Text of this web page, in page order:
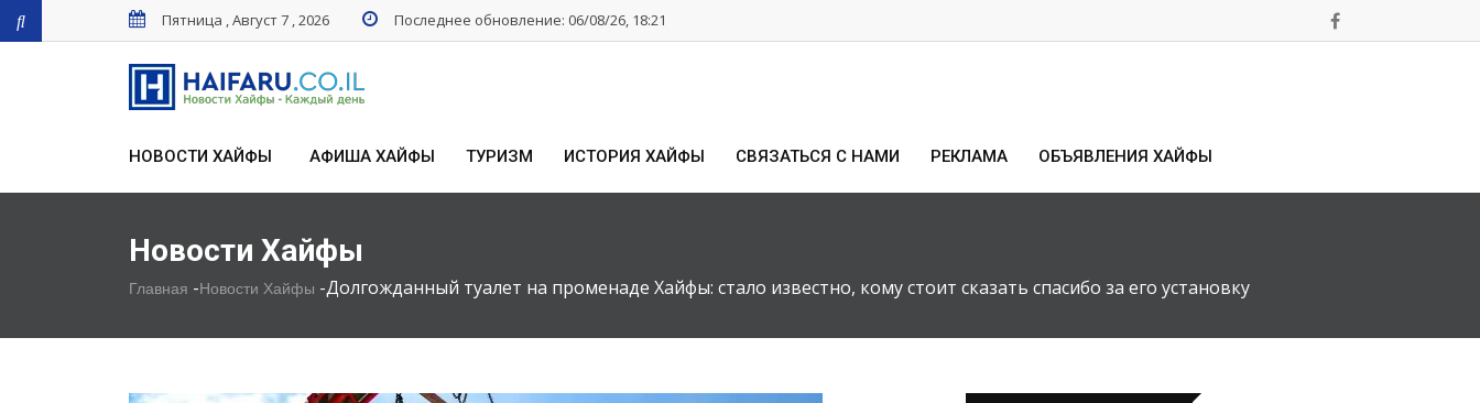
Пятница , Август 7 , 2026 Последнее обновление: 06/08/26, 18:21
НОВОСТИ ХАЙФЫ АФИША ХАЙФЫ ТУРИЗМ ИСТОРИЯ ХАЙФЫ СВЯЗАТЬСЯ С НАМИ РЕКЛАМА ОБЪЯВЛЕНИЯ ХАЙФЫ
Новости Хайфы
Главная -Новости Хайфы -Долгожданный туалет на променаде Хайфы: стало известно, кому стоит сказать спасибо за его установку